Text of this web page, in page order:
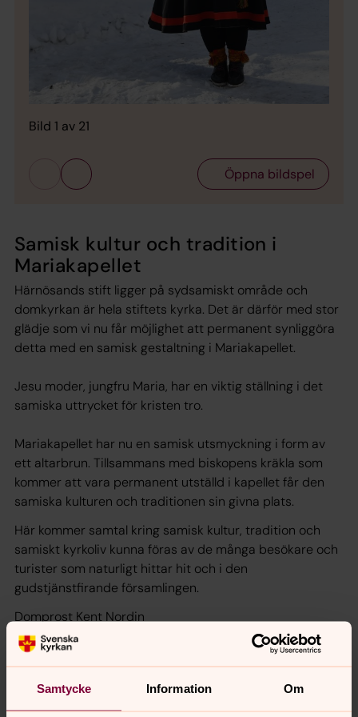
Samtycke Information Om
Bild 1 av 21
Öppna bildspel
Samisk kultur och tradition i
Mariakapellet
Härnösands stift ligger på sydsamiskt område och
domkyrkan är hela stiftets kyrka. Det är därför med stor
glädje som vi nu får möjlighet att permanent synliggöra
detta med en samisk gestaltning i Mariakapellet.
Jesu moder, jungfru Maria, har en viktig ställning i det
samiska uttrycket för kristen tro.
Mariakapellet har nu en samisk utsmyckning i form av
ett altarbrun. Tillsammans med biskopens kräkla som
kommer att vara permanent utställd i kapellet får den
samiska kulturen och traditionen sin givna plats.
Här kommer samtal kring samisk kultur, tradition och
samiskt kyrkoliv kunna föras av de många besökare och
turister som naturligt hittar hit och i den
gudstjänstfirande församlingen.
Domprost Kent Nordin